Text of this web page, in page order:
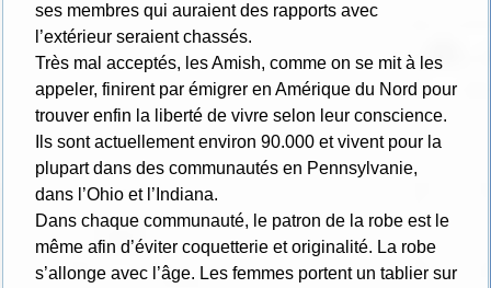
ses membres qui auraient des rapports avec
l’extérieur seraient chassés.
Très mal acceptés, les Amish, comme on se mit à les
appeler, finirent par émigrer en Amérique du Nord pour
trouver enfin la liberté de vivre selon leur conscience.
Ils sont actuellement environ 90.000 et vivent pour la
plupart dans des communautés en Pennsylvanie,
dans l’Ohio et l’Indiana.
Dans chaque communauté, le patron de la robe est le
même afin d’éviter coquetterie et originalité. La robe
s’allonge avec l’âge. Les femmes portent un tablier sur